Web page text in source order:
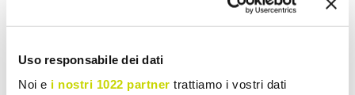
Uso responsabile dei dati
Noi e i nostri 1022 partner trattiamo i vostri dati
Beniamina cu ondulații
laterale, fabricată în Italia
VIADURINI LIVING
fabricată în Italia - Belinda